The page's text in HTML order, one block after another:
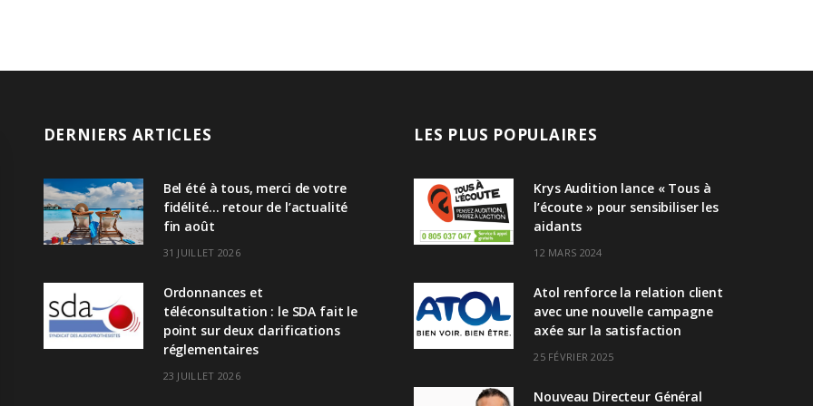
DERNIERS ARTICLES
Bel été à tous, merci de votre
fidélité… retour de l’actualité
fin août
31 JUILLET 2026
Ordonnances et
téléconsultation : le SDA fait le
point sur deux clarifications
réglementaires
23 JUILLET 2026
LES PLUS POPULAIRES
Krys Audition lance « Tous à
l’écoute » pour sensibiliser les
aidants
12 MARS 2024
Atol renforce la relation client
avec une nouvelle campagne
axée sur la satisfaction
25 FÉVRIER 2025
Nouveau Directeur Général